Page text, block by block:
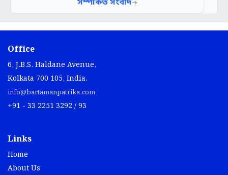
Office
6, J.B.S. Haldane Avenue,
Kolkata 700 105, India.
info@bartamanpatrika.com
+91 - 33 2251 3292 / 93
Links
Home
About Us